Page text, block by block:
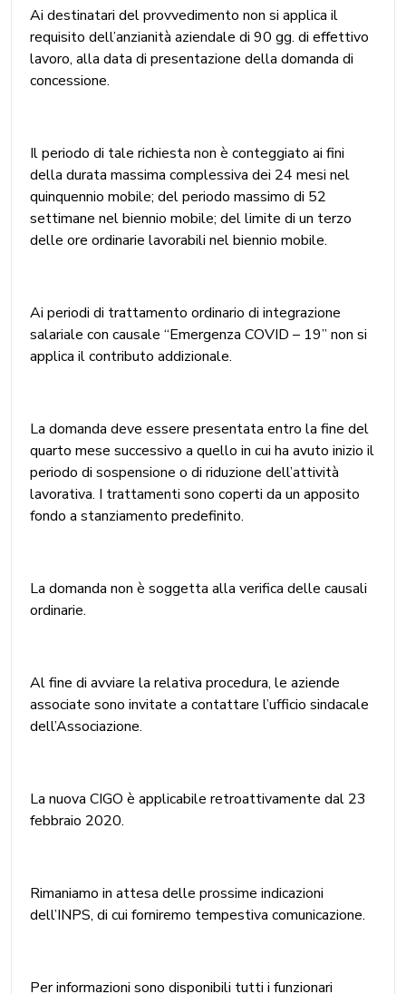
Ai destinatari del provvedimento non si applica il
requisito dell’anzianità aziendale di 90 gg. di effettivo
lavoro, alla data di presentazione della domanda di
concessione.
Il periodo di tale richiesta non è conteggiato ai fini
della durata massima complessiva dei 24 mesi nel
quinquennio mobile; del periodo massimo di 52
settimane nel biennio mobile; del limite di un terzo
delle ore ordinarie lavorabili nel biennio mobile.
Ai periodi di trattamento ordinario di integrazione
salariale con causale “Emergenza COVID – 19” non si
applica il contributo addizionale.
La domanda deve essere presentata entro la fine del
quarto mese successivo a quello in cui ha avuto inizio il
periodo di sospensione o di riduzione dell’attività
lavorativa. I trattamenti sono coperti da un apposito
fondo a stanziamento predefinito.
La domanda non è soggetta alla verifica delle causali
ordinarie.
Al fine di avviare la relativa procedura, le aziende
associate sono invitate a contattare l’ufficio sindacale
dell’Associazione.
La nuova CIGO è applicabile retroattivamente dal 23
febbraio 2020.
Rimaniamo in attesa delle prossime indicazioni
dell’INPS, di cui forniremo tempestiva comunicazione.
Per informazioni sono disponibili tutti i funzionari